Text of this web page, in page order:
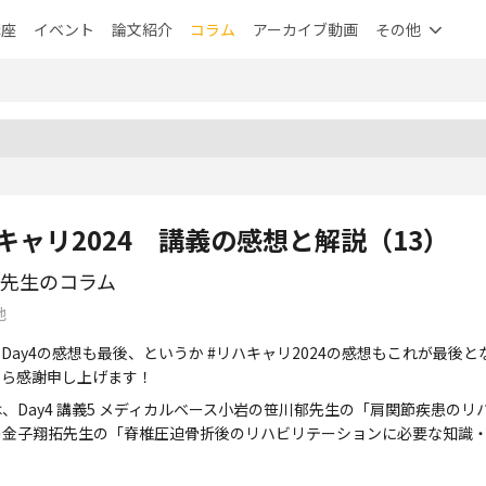
イベント 論文紹介 コラム アーカイブ動画 その他
ャリ2024 講義の感想と解説（13）
生のコラム
の感想も最後、というか #リハキャリ2024の感想もこれが最後と
感謝申し上げます！
講義5 メディカルベース小岩の笹川郁先生の「肩関節疾患のリ
子翔拓先生の「脊椎圧迫骨折後のリハビリテーションに必要な知識